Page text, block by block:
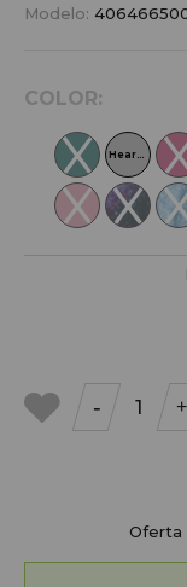
Modelo:
COLOR:
- +
Oferta